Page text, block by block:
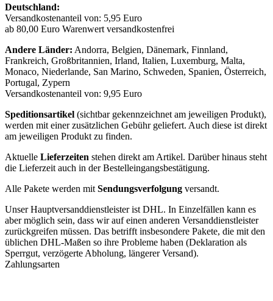
Deutschland:
Versandkostenanteil von: 5,95 Euro
ab 80,00 Euro Warenwert versandkostenfrei
Andere Länder: Andorra, Belgien, Dänemark, Finnland,
Frankreich, Großbritannien, Irland, Italien, Luxemburg, Malta,
Monaco, Niederlande, San Marino, Schweden, Spanien, Österreich,
Portugal, Zypern
Versandkostenanteil von: 9,95 Euro
Speditionsartikel (sichtbar gekennzeichnet am jeweiligen Produkt),
werden mit einer zusätzlichen Gebühr geliefert. Auch diese ist direkt
am jeweiligen Produkt zu finden.
Aktuelle Lieferzeiten stehen direkt am Artikel. Darüber hinaus steht
die Lieferzeit auch in der Bestelleingangsbestätigung.
Alle Pakete werden mit Sendungsverfolgung versandt.
Unser Hauptversanddienstleister ist DHL. In Einzelfällen kann es
aber möglich sein, dass wir auf einen anderen Versanddienstleister
zurückgreifen müssen. Das betrifft insbesondere Pakete, die mit den
üblichen DHL-Maßen so ihre Probleme haben (Deklaration als
Sperrgut, verzögerte Abholung, längerer Versand).
Zahlungsarten